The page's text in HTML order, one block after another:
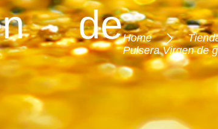
deHome
Pulsera Virgen de